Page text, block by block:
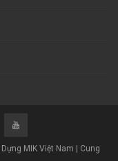
MIK Việt Nam | Cung